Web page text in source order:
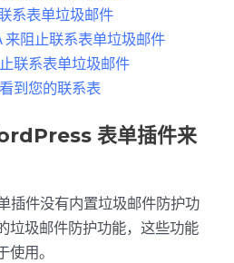
系表单垃圾邮件
来阻止联系表单垃圾邮件
联系表单垃圾邮件
到您的联系表
表单插件来
插件没有内置垃圾邮件防护功
垃圾邮件防护功能，这些功能
用。